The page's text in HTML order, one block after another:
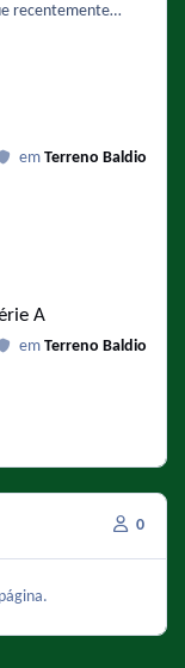
recentemente
a temporada 40,
simpsons-voz-de-
emTerreno Baldio
A
emTerreno Baldio
0